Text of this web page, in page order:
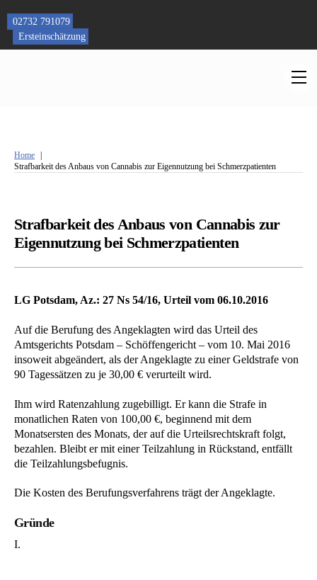
content
02732 791079
Ersteinschätzung
Home
Strafbarkeit des Anbaus von Cannabis zur Eigennutzung bei Schmerzpatienten
Strafbarkeit des Anbaus von Cannabis zur
Eigennutzung bei Schmerzpatienten
LG Potsdam, Az.: 27 Ns 54/16, Urteil vom 06.10.2016
Auf die Berufung des Angeklagten wird das Urteil des
Amtsgerichts Potsdam – Schöffengericht – vom 10. Mai 2016
insoweit abgeändert, als der Angeklagte zu einer Geldstrafe von
90 Tagessätzen zu je 30,00 € verurteilt wird.
Ihm wird Ratenzahlung zugebilligt. Er kann die Strafe in
monatlichen Raten von 100,00 €, beginnend mit dem
Monatsersten des Monats, der auf die Urteilsrechtskraft folgt,
bezahlen. Bleibt er mit einer Teilzahlung in Rückstand, entfällt
die Teilzahlungsbefugnis.
Die Kosten des Berufungsverfahrens trägt der Angeklagte.
Gründe
I.